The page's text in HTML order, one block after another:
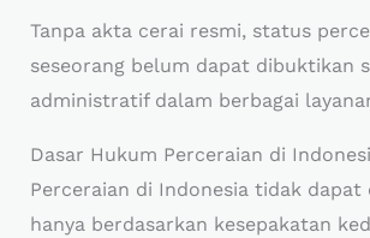
Tanpa akta cerai resmi, status
seseorang belum dapat dibuktikan
administratif dalam berbagai
Dasar Hukum Perceraian di
Perceraian di Indonesia tidak dapat
hanya berdasarkan kesepakatan